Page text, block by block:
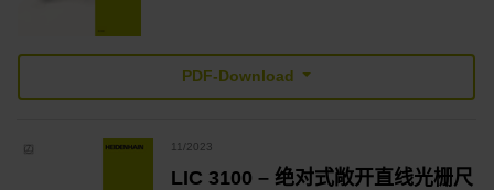
PDF-Download
11/2023
LIC 3100 – 绝对式敞开直线光栅尺